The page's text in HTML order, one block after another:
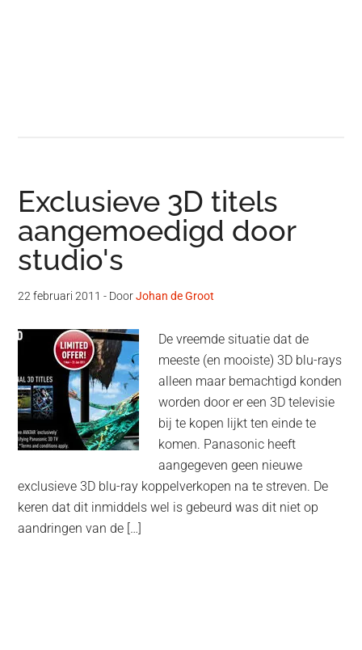
Exclusieve 3D titels
aangemoedigd door
studio's
22 februari 2011 - DoorJohan de Groot
De vreemde situatie dat de
meeste (en mooiste) 3D blu-rays
alleen maar bemachtigd konden
worden door er een 3D televisie
bij te kopen lijkt ten einde te
komen. Panasonic heeft
aangegeven geen nieuwe
exclusieve 3D blu-ray koppelverkopen na te streven. De
keren dat dit inmiddels wel is gebeurd was dit niet op
aandringen van de […]